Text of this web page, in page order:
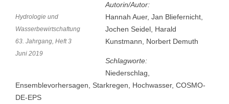
Hydrologie und
Wasserbewirtschaftung
63. Jahrgang, Heft 3
Juni 2019
Autorin/Autor:
Hannah Auer, Jan Bliefernicht,
Jochen Seidel, Harald
Kunstmann, Norbert Demuth
Schlagworte:
Niederschlag,
Ensemblevorhersagen, Starkregen, Hochwasser, COSMO-
DE-EPS